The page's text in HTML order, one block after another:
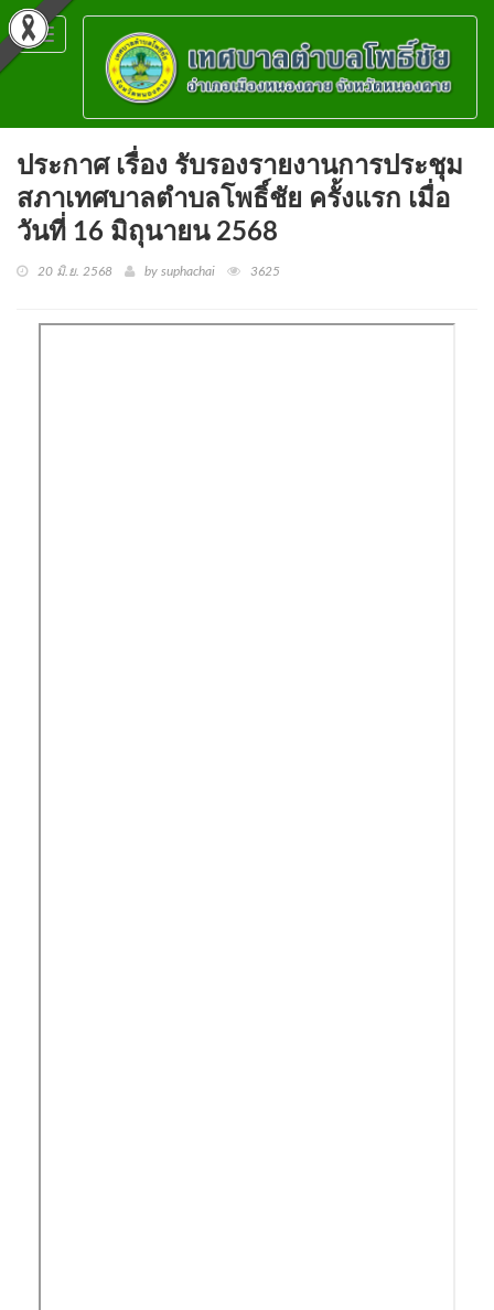
Toggle
navigation
ประกาศ เรื่อง รับรองรายงานการประชุม
สภาเทศบาลตำบลโพธิ์ชัย ครั้งแรก เมื่อ
วันที่ 16 มิถุนายน 2568
20 มิ.ย. 2568 by suphachai 3625